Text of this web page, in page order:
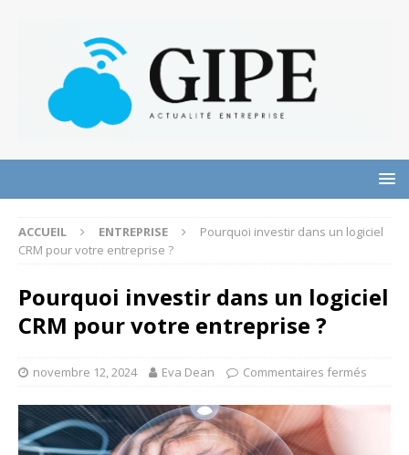
ACCUEIL ENTREPRISE
Pourquoi investir dans un logiciel
CRM pour votre entreprise ?
Pourquoi investir dans un logiciel
CRM pour votre entreprise ?
novembre 12, 2024 Eva Dean Commentaires fermés